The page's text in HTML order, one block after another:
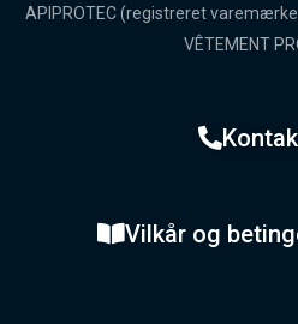
APIPROTEC (registreret
VÊTEMENT
Vilkår og